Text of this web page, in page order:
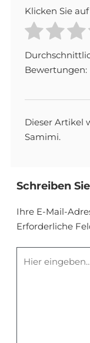
Klicken Sie
Bewertungen:
Dieser Artikel
Samimi.
Schreiben
Ihre E-Mail-
Erforderliche
eingeben…